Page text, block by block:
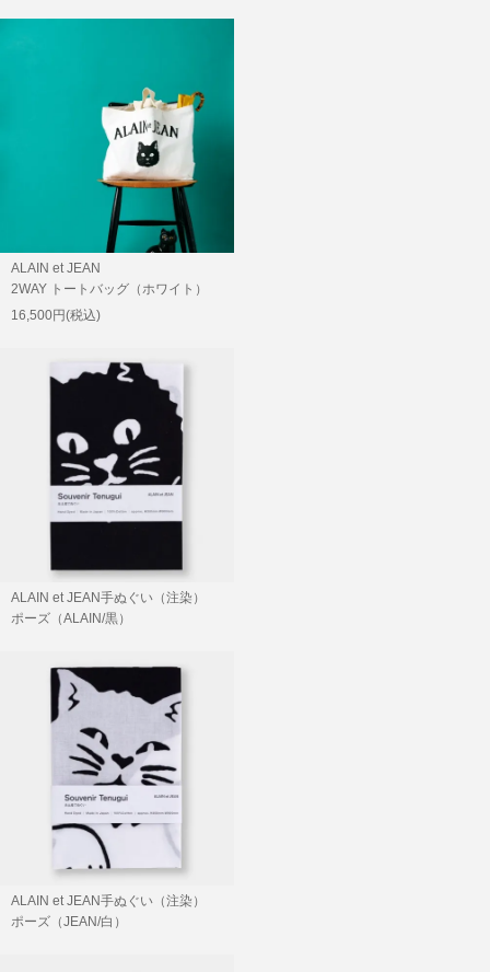
ALAIN et JEAN
2WAY トートバッグ（ホワイト）
16,500円(税込)
ALAIN et JEAN手ぬぐい（注染）
ポーズ（ALAIN/黒）
ALAIN et JEAN手ぬぐい（注染）
ポーズ（JEAN/白）